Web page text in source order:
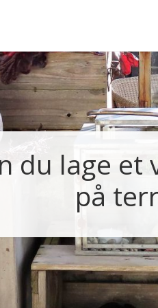
du lage
på